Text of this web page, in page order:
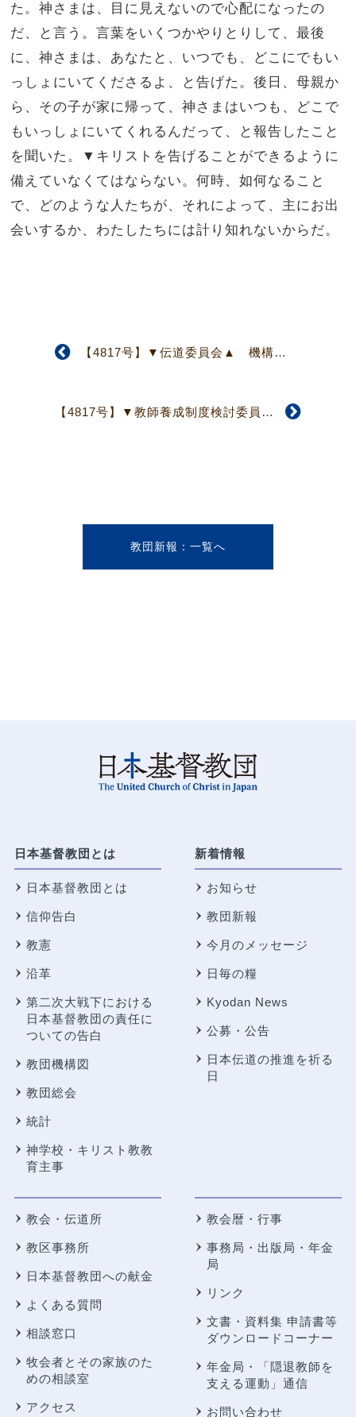
た。神さまは、目に見えないので心配になったの
だ、と言う。言葉をいくつかやりとりして、最後
に、神さまは、あなたと、いつでも、どこにでもい
っしょにいてくださるよ、と告げた。後日、母親か
ら、その子が家に帰って、神さまはいつも、どこで
もいっしょにいてくれるんだって、と報告したこと
を聞いた。▼キリストを告げることができるように
備えていなくてはならない。何時、如何なること
で、どのような人たちが、それによって、主にお出
会いするか、わたしたちには計り知れないからだ。
【4817号】▼伝道委員会▲ 機構上考え得る役割・使命について議論
【4817号】▼教師養成制度検討委員会▲ 神学校、検定、生涯教育を課題として
教団新報
日本基督教団とは
日本基督教団とは
信仰告白
教憲
沿革
第二次大戦下における
日本基督教団の責任に
ついての告白
教団機構図
教団総会
統計
神学校・キリスト教教
育主事
新着情報
お知らせ
教団新報
今月のメッセージ
日毎の糧
Kyodan News
公募・公告
日本伝道の推進を祈る
日
教会・伝道所
教区事務所
日本基督教団への献金
よくある質問
相談窓口
牧会者とその家族のた
めの相談室
アクセス
教会暦・行事
事務局・出版局・年金
局
リンク
文書・資料集 申請書等
ダウンロードコーナー
年金局・
「隠退教師を
支える運動」通信
お問い合わせ